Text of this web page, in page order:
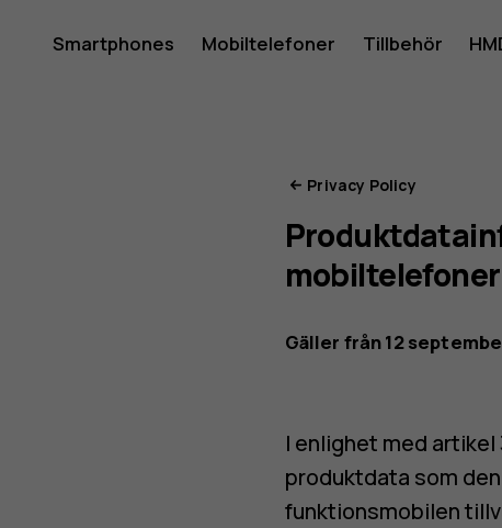
HMD:s
Smartphones Mobiltelefoner Tillbehör
Privacy Policy
mobiltelefoner
Gäller från 12
I enlighet med
produktdata som
funktionsmobilen